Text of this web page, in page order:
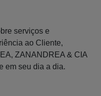
serviços e
ao Cliente,
ZANANDREA & CIA
em seu dia a dia.